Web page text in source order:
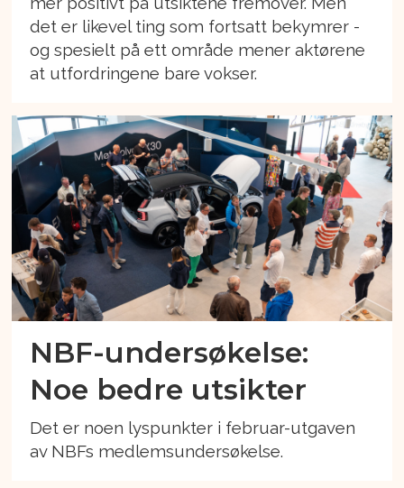
det er likevel ting som fortsatt bekymrer -
og spesielt på ett område mener aktørene
at utfordringene bare vokser.
NBF-undersøkelse:
Noe bedre utsikter
Det er noen lyspunkter i februar-utgaven
av NBFs medlemsundersøkelse.